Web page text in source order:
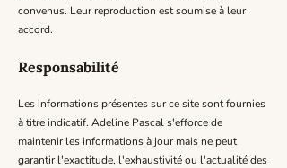
convenus. Leur reproduction est soumise à leur
accord.
Responsabilité
Les informations présentes sur ce site sont fournies
à titre indicatif. Adeline Pascal s'efforce de
maintenir les informations à jour mais ne peut
garantir l'exactitude, l'exhaustivité ou l'actualité des